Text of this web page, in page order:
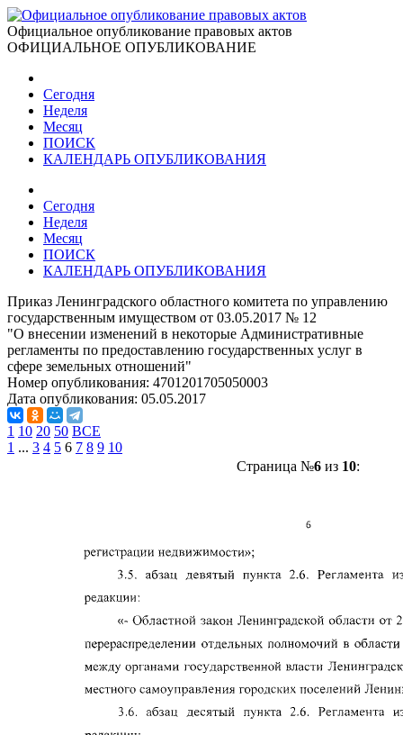
Официальное опубликование правовых актов
ОФИЦИАЛЬНОЕ ОПУБЛИКОВАНИЕ
Сегодня
Неделя
Месяц
ПОИСК
КАЛЕНДАРЬ ОПУБЛИКОВАНИЯ
Сегодня
Неделя
Месяц
ПОИСК
КАЛЕНДАРЬ ОПУБЛИКОВАНИЯ
Приказ Ленинградского областного комитета по управлению
государственным имуществом от 03.05.2017 № 12
"О внесении изменений в некоторые Административные
регламенты по предоставлению государственных услуг в
сфере земельных отношений"
Номер опубликования: 4701201705050003
Дата опубликования: 05.05.2017
1 10 20 50 ВСЕ
1 ... 3 4 5 6 7 8 9 10
Страница №6из 10: